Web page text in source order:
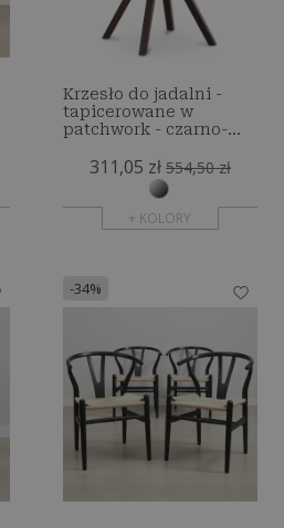
Krzesło do jadalni -
tapicerowane w
patchwork - czarno-
311,05 zł 554,50 zł
+ KOLORY
-34%